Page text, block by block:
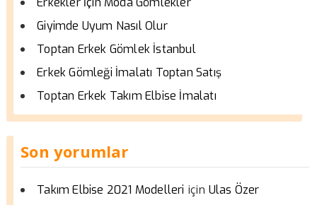
Giyimde Uyum Nasıl Olur
Toptan Erkek Gömlek İstanbul
Erkek Gömleği İmalatı Toptan Satış
Toptan Erkek Takım Elbise İmalatı
Son yorumlar
Takım Elbise 2021 Modelleri için Ulas Özer